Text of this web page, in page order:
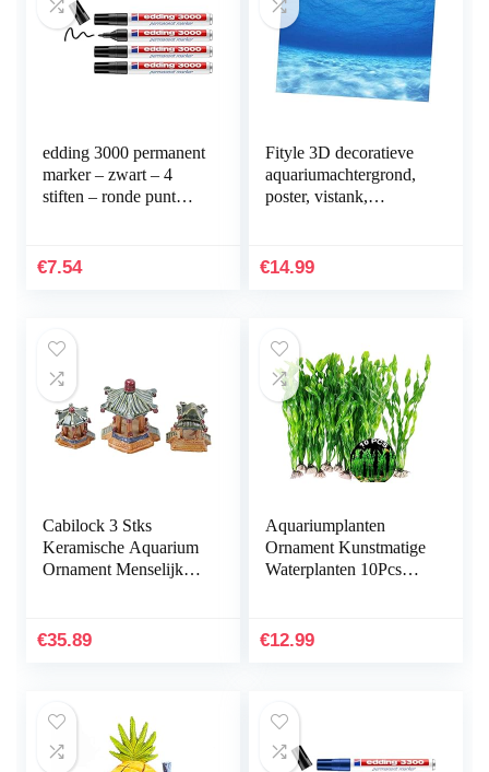
edding 3000 permanent
marker – zwart – 4
stiften – ronde punt
permanent marker –
€7.54
Fityle 3D decoratieve
aquariumachtergrond,
poster, vistank,
zelfklevend,
€14.99
Cabilock 3 Stks
Keramische Aquarium
Ornament Menselijk
Desktop Inrichting
€35.89
Aquariumplanten
Ornament Kunstmatige
Waterplanten 10Pcs
Aquarium Planten
€12.99